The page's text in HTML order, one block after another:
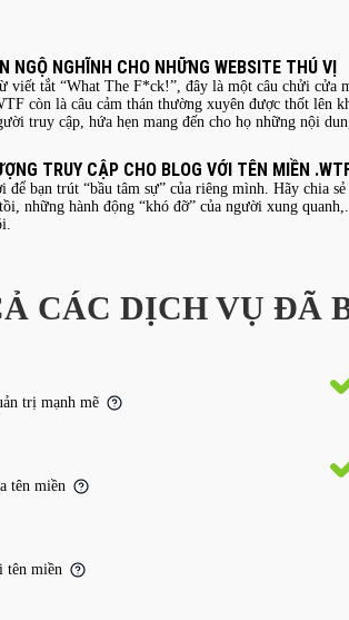
NGỘ NGHĨNH CHO NHỮNG WEBSITE THÚ VỊ
viết tắt “What The F*ck!”, đây là một câu chửi cửa
còn là câu cảm thán thường xuyên được thốt lên
truy cập, hứa hẹn mang đến cho họ những nội
TRUY CẬP CHO BLOG VỚI TÊN MIỀN
để bạn trút “bầu tâm sự” của riêng mình. Hãy chia
những hành động “khó đỡ” của người xung
CÁC DỊCH VỤ ĐÃ
trị mạnh mẽ
tên miền
tên miền